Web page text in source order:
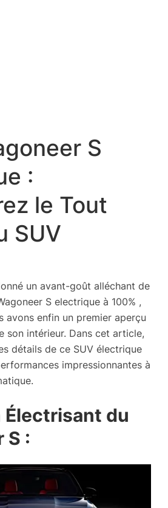
S
:
le Tout
SUV
un avant-goût alléchant de
S electrique à 100% ,
avons enfin un premier aperçu
son intérieur. Dans cet article,
détails de ce SUV électrique
impressionnantes à
Électrisant du
S :